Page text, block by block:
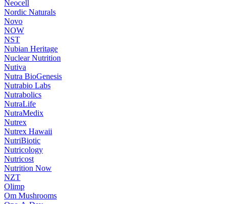
Neocell
Nordic Naturals
Novo
NOW
NST
Nubian Heritage
Nuclear Nutrition
Nutiva
Nutra BioGenesis
Nutrabio Labs
Nutrabolics
NutraLife
NutraMedix
Nutrex
Nutrex Hawaii
NutriBiotic
Nutricology
Nutricost
Nutrition Now
NZT
Olimp
Om Mushrooms